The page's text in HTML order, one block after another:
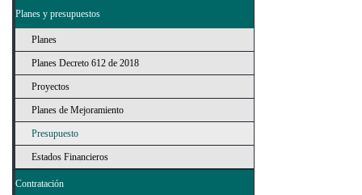
Planes y presupuestos
Planes
Planes Decreto 612 de 2018
Proyectos
Planes de Mejoramiento
Presupuesto
Estados Financieros
Contratación